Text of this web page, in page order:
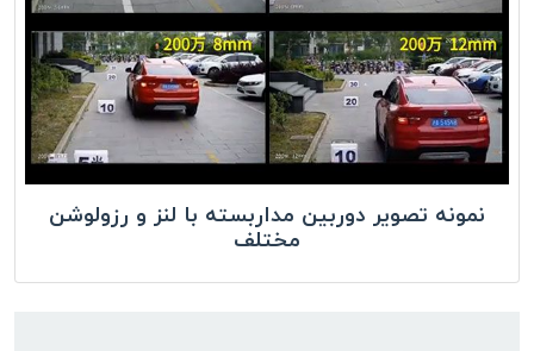
نمونه تصویر دوربین مداربسته با لنز و رزولوشن
مختلف